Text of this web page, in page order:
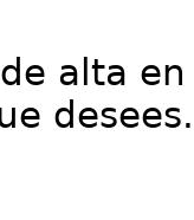
alta
desees.